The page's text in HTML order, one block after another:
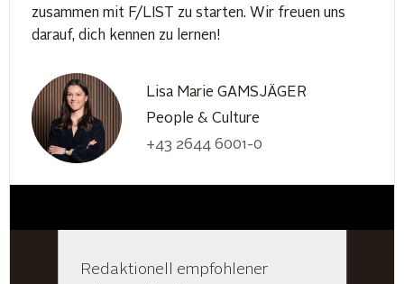
zusammen mit F/LIST zu starten. Wir freuen uns
darauf, dich kennen zu lernen!
Lisa Marie GAMSJÄGER
People & Culture
+43 2644 6001-0
Redaktionell empfohlener